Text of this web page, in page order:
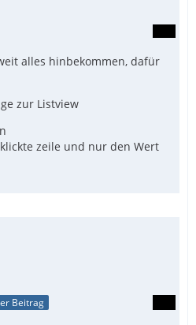
alles hinbekommen, dafür
zur Listview
zeile und nur den Wert
Beitrag